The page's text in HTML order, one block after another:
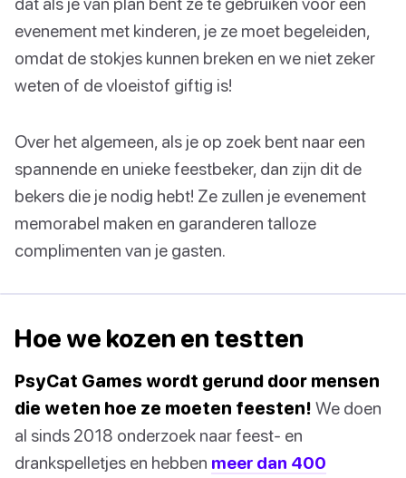
evenement met kinderen, je ze moet begeleiden,
omdat de stokjes kunnen breken en we niet zeker
weten of de vloeistof giftig is!
Over het algemeen, als je op zoek bent naar een
spannende en unieke feestbeker, dan zijn dit de
bekers die je nodig hebt! Ze zullen je evenement
memorabel maken en garanderen talloze
complimenten van je gasten.
Hoe we kozen en testten
PsyCat Games wordt gerund door mensen
die weten hoe ze moeten feesten! We doen
al sinds 2018 onderzoek naar feest- en
drankspelletjes en hebben meer dan 400